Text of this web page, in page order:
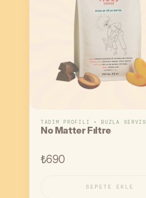
TADIM PROFILI • BUZLA SERVIS
No Matter Fıltre
₺690
SEPETE EKLE